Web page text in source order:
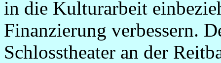
in die Kulturarbeit
Finanzierung verbessern.
Schlosstheater an der